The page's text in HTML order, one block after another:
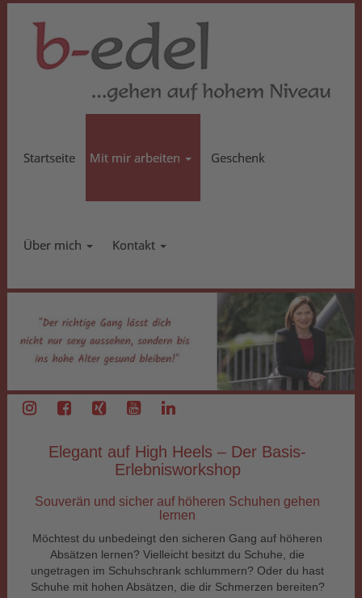
Startseite Mit mir arbeiten Geschenk
Über mich Kontakt
Elegant auf High Heels – Der Basis-
Erlebnisworkshop
Souverän und sicher auf höheren Schuhen gehen
lernen
Möchtest du unbedeingt den sicheren Gang auf höheren
Absätzen lernen? Vielleicht besitzt du Schuhe, die
ungetragen im Schuhschrank schlummern? Oder du hast
Schuhe mit hohen Absätzen, die dir Schmerzen bereiten?